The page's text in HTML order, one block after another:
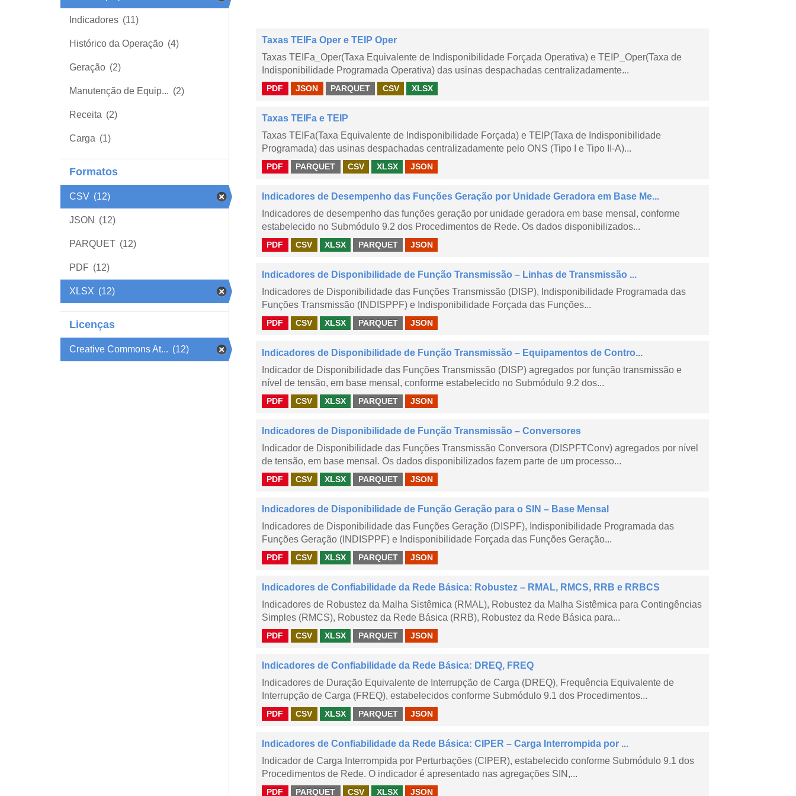
Indicadores (11)
Histórico da Operação (4)
Geração (2)
Manutenção de Equip... (2)
Receita (2)
Carga (1)
Formatos
CSV (12)
JSON (12)
PARQUET (12)
PDF (12)
XLSX (12)
Licenças
Creative Commons At... (12)
Taxas TEIFa Oper e TEIP Oper
Taxas TEIFa_Oper(Taxa Equivalente de Indisponibilidade Forçada Operativa) e TEIP_Oper(Taxa de
Indisponibilidade Programada Operativa) das usinas despachadas centralizadamente...
PDF JSON PARQUET CSV XLSX
Taxas TEIFa e TEIP
Taxas TEIFa(Taxa Equivalente de Indisponibilidade Forçada) e TEIP(Taxa de Indisponibilidade
Programada) das usinas despachadas centralizadamente pelo ONS (Tipo I e Tipo II-A)...
PDF PARQUET CSV XLSX JSON
Indicadores de Desempenho das Funções Geração por Unidade Geradora em Base Me...
Indicadores de desempenho das funções geração por unidade geradora em base mensal, conforme
estabelecido no Submódulo 9.2 dos Procedimentos de Rede. Os dados disponibilizados...
PDF CSV XLSX PARQUET JSON
Indicadores de Disponibilidade de Função Transmissão – Linhas de Transmissão ...
Indicadores de Disponibilidade das Funções Transmissão (DISP), Indisponibilidade Programada das
Funções Transmissão (INDISPPF) e Indisponibilidade Forçada das Funções...
PDF CSV XLSX PARQUET JSON
Indicadores de Disponibilidade de Função Transmissão – Equipamentos de Contro...
Indicador de Disponibilidade das Funções Transmissão (DISP) agregados por função transmissão e
nível de tensão, em base mensal, conforme estabelecido no Submódulo 9.2 dos...
PDF CSV XLSX PARQUET JSON
Indicadores de Disponibilidade de Função Transmissão – Conversores
Indicador de Disponibilidade das Funções Transmissão Conversora (DISPFTConv) agregados por nível
de tensão, em base mensal. Os dados disponibilizados fazem parte de um processo...
PDF CSV XLSX PARQUET JSON
Indicadores de Disponibilidade de Função Geração para o SIN – Base Mensal
Indicadores de Disponibilidade das Funções Geração (DISPF), Indisponibilidade Programada das
Funções Geração (INDISPPF) e Indisponibilidade Forçada das Funções Geração...
PDF CSV XLSX PARQUET JSON
Indicadores de Confiabilidade da Rede Básica: Robustez – RMAL, RMCS, RRB e RRBCS
Indicadores de Robustez da Malha Sistêmica (RMAL), Robustez da Malha Sistêmica para Contingências
Simples (RMCS), Robustez da Rede Básica (RRB), Robustez da Rede Básica para...
PDF CSV XLSX PARQUET JSON
Indicadores de Confiabilidade da Rede Básica: DREQ, FREQ
Indicadores de Duração Equivalente de Interrupção de Carga (DREQ), Frequência Equivalente de
Interrupção de Carga (FREQ), estabelecidos conforme Submódulo 9.1 dos Procedimentos...
PDF CSV XLSX PARQUET JSON
Indicadores de Confiabilidade da Rede Básica: CIPER – Carga Interrompida por ...
Indicador de Carga Interrompida por Perturbações (CIPER), estabelecido conforme Submódulo 9.1 dos
Procedimentos de Rede. O indicador é apresentado nas agregações SIN,...
PDF PARQUET CSV XLSX JSON